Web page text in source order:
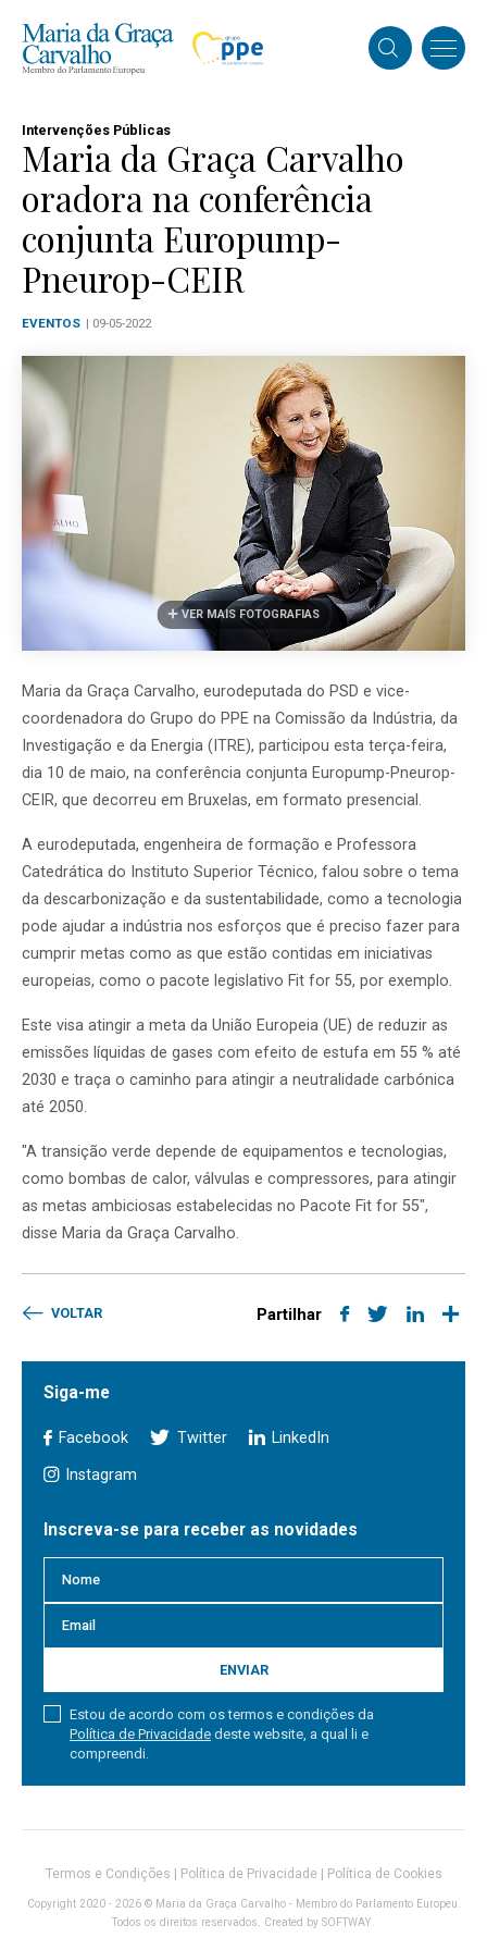
Intervenções Públicas
Maria da Graça Carvalho
oradora na conferência
conjunta Europump-
Pneurop-CEIR
EVENTOS | 09-05-2022
VER MAIS FOTOGRAFIAS
Maria da Graça Carvalho, eurodeputada do PSD e vice-
coordenadora do Grupo do PPE na Comissão da Indústria, da
Investigação e da Energia (ITRE), participou esta terça-feira,
dia 10 de maio, na conferência conjunta Europump-Pneurop-
CEIR, que decorreu em Bruxelas, em formato presencial.
A eurodeputada, engenheira de formação e Professora
Catedrática do Instituto Superior Técnico, falou sobre o tema
da descarbonização e da sustentabilidade, como a tecnologia
pode ajudar a indústria nos esforços que é preciso fazer para
cumprir metas como as que estão contidas em iniciativas
europeias, como o pacote legislativo Fit for 55, por exemplo.
Este visa atingir a meta da União Europeia (UE) de reduzir as
emissões líquidas de gases com efeito de estufa em 55 % até
2030 e traça o caminho para atingir a neutralidade carbónica
até 2050.
"A transição verde depende de equipamentos e tecnologias,
como bombas de calor, válvulas e compressores, para atingir
as metas ambiciosas estabelecidas no Pacote Fit for 55",
disse Maria da Graça Carvalho.
VOLTAR Partilhar
Siga-me
Facebook Twitter LinkedIn
Instagram
Inscreva-se para receber as novidades
ENVIAR
Estou de acordo com os termos e condições da
Política de Privacidade deste website, a qual li e
compreendi.
Termos e Condições | Política de Privacidade | Política de Cookies
Copyright 2020 - 2026 © Maria da Graça Carvalho - Membro do Parlamento Europeu.
Todos os direitos reservados. Created by SOFTWAY